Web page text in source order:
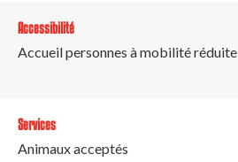
Accessibilité
Accueil personnes à mobilité réduite
Services
Animaux acceptés